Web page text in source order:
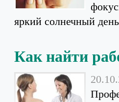
яркий солнечный
Как найти